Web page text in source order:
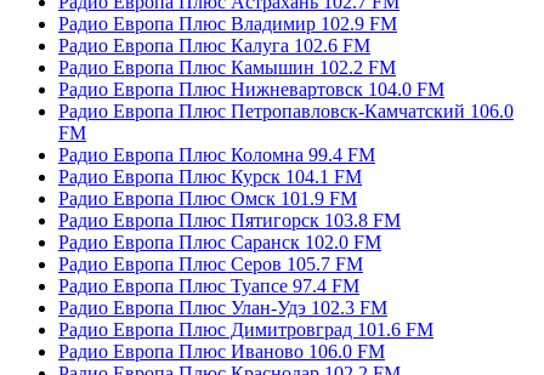
Радио Европа Плюс Владимир 102.9 FM
Радио Европа Плюс Калуга 102.6 FM
Радио Европа Плюс Камышин 102.2 FM
Радио Европа Плюс Нижневартовск 104.0 FM
Радио Европа Плюс Петропавловск-Камчатский 106.0
FM
Радио Европа Плюс Коломна 99.4 FM
Радио Европа Плюс Курск 104.1 FM
Радио Европа Плюс Омск 101.9 FM
Радио Европа Плюс Пятигорск 103.8 FM
Радио Европа Плюс Саранск 102.0 FM
Радио Европа Плюс Серов 105.7 FM
Радио Европа Плюс Туапсе 97.4 FM
Радио Европа Плюс Улан-Удэ 102.3 FM
Радио Европа Плюс Димитровград 101.6 FM
Радио Европа Плюс Иваново 106.0 FM